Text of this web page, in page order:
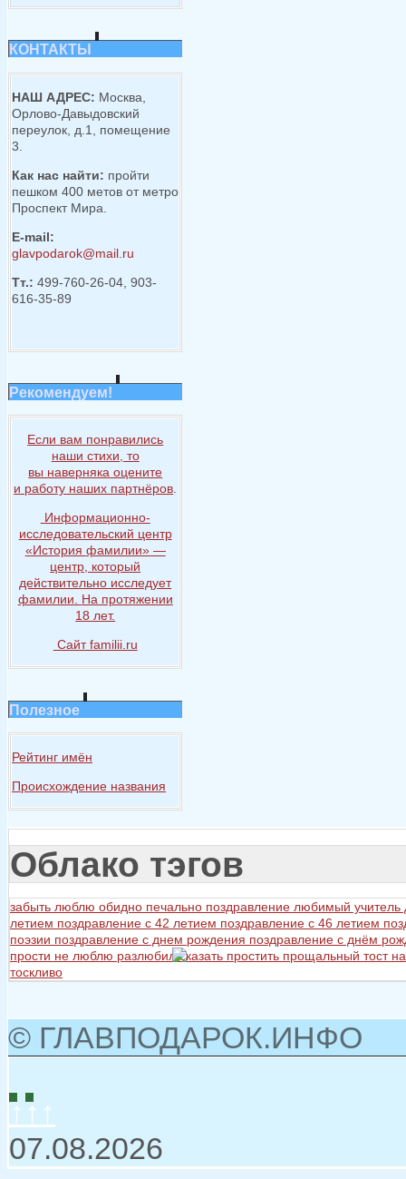
КОНТАКТЫ
НАШ АДРЕС: Москва,
Орлово-Давыдовский
переулок, д.1, помещение
3.
Как нас найти: пройти
пешком 400 метов от метро
Проспект Мира.
E-mail:
glavpodarok@mail.ru
Тт.: 499-760-26-04, 903-
616-35-89
Рекомендуем!
Если вам понравились
наши стихи, то
вы наверняка оцените
и работу наших партнёров.
Информационно-
исследовательский центр
«История фамилии» —
центр, который
действительно исследует
фамилии. На протяжении
18 лет.
Сайт familii.ru
Полезное
Рейтинг имён
Происхождение названия
Облако тэгов
забыть люблю обидно печально поздравление любимый учитель
летием поздравление с 42 летием поздравление с 46 летием
поэзии поздравление с днем рождения поздравление с днём
прости не люблю разлюбил сказать простить прощальный тост
тоскливо
© ГЛАВПОДАРОК.ИНФО
↑↑↑
07.08.2026